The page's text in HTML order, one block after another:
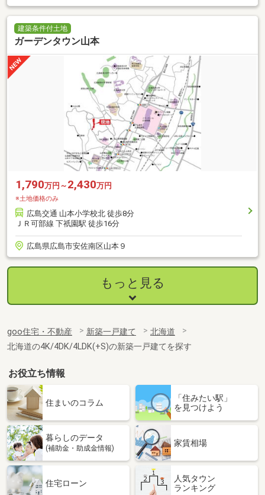
建築条件付土地
ガーデンタウン山本
1,790万円～ 2,430万円
※土地価格のみ
広島交通 山本小学校北 徒歩8分
ＪＲ可部線 下祇園駅 徒歩16分
広島県広島市安佐南区山本９
もっと見る
goo住宅・不動産 新築一戸建て
北海道
北海道の4K/4DK/4LDK(+S)の新築一戸建てを探す
お役立ち情報
住まいのコラム
「住みたい駅」
を見つけよう
暮らしのデータ
(補助金・助成金情報)
家賃相場
住宅ローン
人気タウン
ランキング